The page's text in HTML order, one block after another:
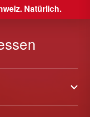
Natürlich.